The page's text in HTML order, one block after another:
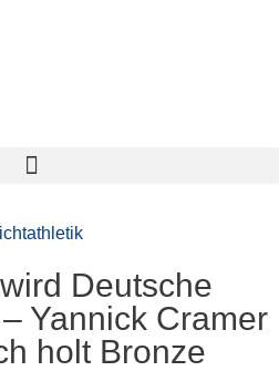
Deutsche
Yannick Cramer
holt Bronze